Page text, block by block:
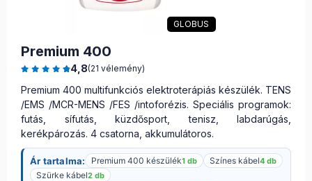
GLOBUS
Premium 400
4,8(21 vélemény)
Premium 400 multifunkciós elektroterápiás készülék. TENS
/EMS /MCR-MENS /FES /intoforézis. Speciális programok:
futás, sífutás, küzdősport, tenisz, labdarúgás,
kerékpározás. 4 csatorna, akkumulátoros.
Ár tartalma: Premium 400 készülék1 db Színes kábel4 db
Szürke kábel2 db